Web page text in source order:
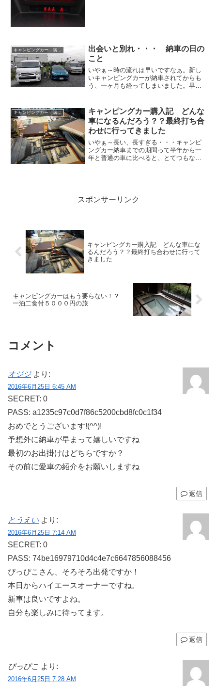
出会いと別れ・・・ 納車の日の
こと
いやぁ～時の流れは早いですなぁ。新し
いキャンピングカーが納車されてからも
う、一ヶ月も経ってしまいました。早く
記事を書こうとするのですが、そうする
と、何故かラッコ姫も起き...
キャンピングカー 購入記
キャンピングカー購入記 どんな
車になるんだろう？？最終打ち合
わせに行ってきました
いやぁ～長い、長すぎる・・・キャンピ
ングカー納車までの期間って半年から一
年と普通の車に比べると、とてつもなく
スポンサーリンク
キャンピングカー購入記 どんな車にな
るんだろう？？最終打ち合わせに行って
きました
キャンピングカーはもう要らない！？
一泊二食付５０００円の旅
コメント
オジジ より:
2016年6月25日 6:45 AM
SECRET: 0
PASS: a1235c97c0d7f86c5200cbd8fc0c1f34
おめでとうございます!(^^)!
予想外に納車が早まって嬉しいですね
最初のお出掛けはどちらですか？
その前に愛車の紹介をお願いしますね
返信
とうえい より:
2016年6月25日 7:14 AM
SECRET: 0
PASS: 74be16979710d4c4e7c6647856088456
ぴっぴこさん、そろそろ出発ですか！
本日からハイエースオーナーですね。
新車は良いですよね。
自分も楽しみに待ってます。
返信
ぴっぴこ より:
2016年6月25日 7:28 AM